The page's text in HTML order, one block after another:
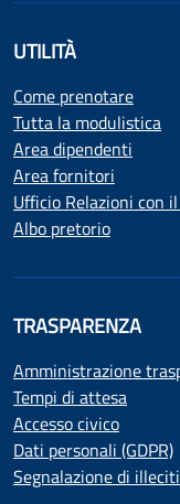
UTILITÀ
Come prenotare
Tutta la modulistica
Area dipendenti
Area fornitori
Ufficio Relazioni con
Albo pretorio
TRASPARENZA
Amministrazione
Tempi di attesa
Accesso civico
Dati personali (GDPR)
Segnalazione di illeciti